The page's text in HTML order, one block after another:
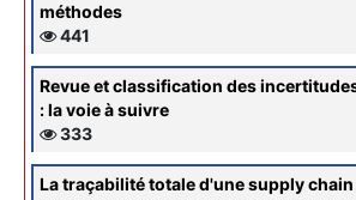
méthodes
441
Revue et classification des
: la voie à suivre
333
La traçabilité totale d'une supply